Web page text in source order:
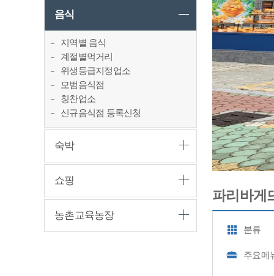
음식
지역별 음식
계절별먹거리
위생등급지정업소
모범음식점
칭찬업소
신규음식점 등록신청
숙박
쇼핑
농촌교육농장
파리바게
분류
주요메